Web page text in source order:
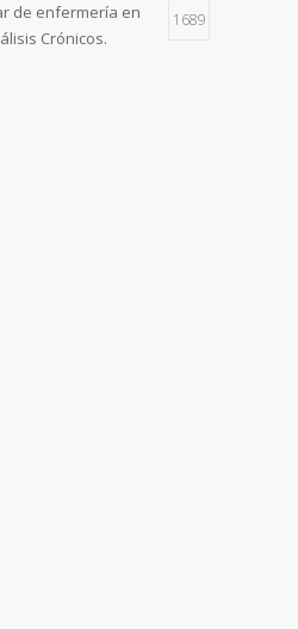
de enfermería en
Crónicos.
1689